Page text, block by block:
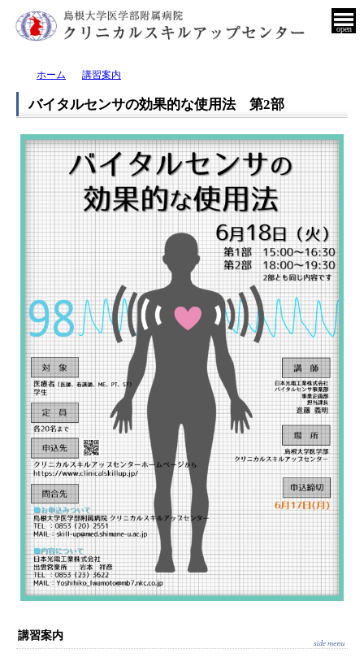
open
ホーム 講習案内
バイタルセンサの効果的な使用法 第2部
講習案内